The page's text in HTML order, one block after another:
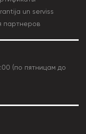
un serviss
партнеров
(по пятницам до